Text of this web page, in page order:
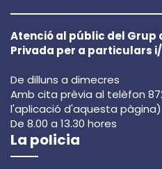
Atenció al públic del Grup
Privada per a particulars
De dilluns a dimecres
Amb cita prèvia al telèfon
l'aplicació d'aquesta pàgina)
De 8.00 a 13.30 hores
La policia